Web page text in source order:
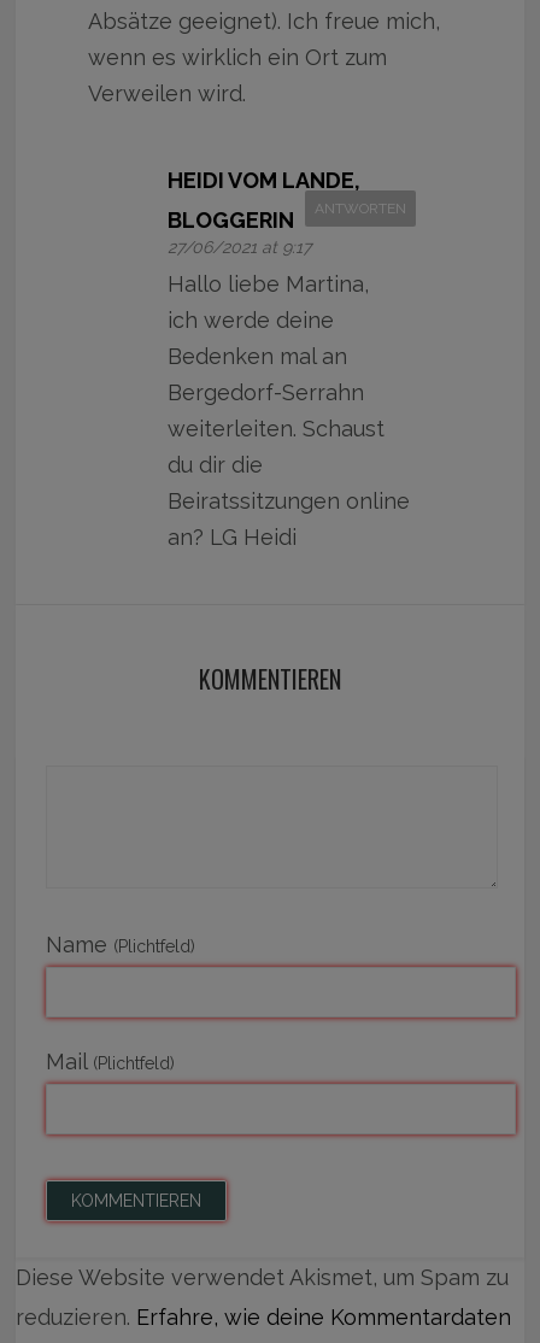
Absätze geeignet). Ich freue mich,
wenn es wirklich ein Ort zum
Verweilen wird.
HEIDI VOM LANDE,
BLOGGERIN
27/06/2021 at 9:17
ANTWORTEN
Hallo liebe Martina,
ich werde deine
Bedenken mal an
Bergedorf-Serrahn
weiterleiten. Schaust
du dir die
Beiratssitzungen online
an? LG Heidi
KOMMENTIEREN
Name (Plichtfeld)
Mail (Plichtfeld)
Diese Website verwendet Akismet, um Spam zu
reduzieren. Erfahre, wie deine Kommentardaten